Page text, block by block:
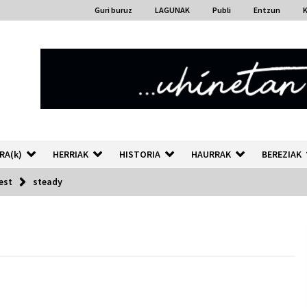
Guri buruz LAGUNAK Publi Entzun
HERRIAK HISTORIA HAURRAK BEREZIAK
steady